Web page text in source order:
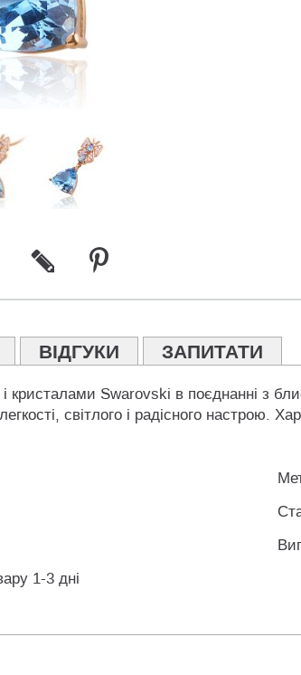
ВІДГУКИ ЗАПИТАТИ
кристалами Swarovski в поєднанні з
світлого і радісного настрою.
1-3 дні